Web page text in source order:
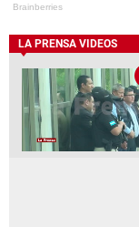
LA PRENSA VIDEOS